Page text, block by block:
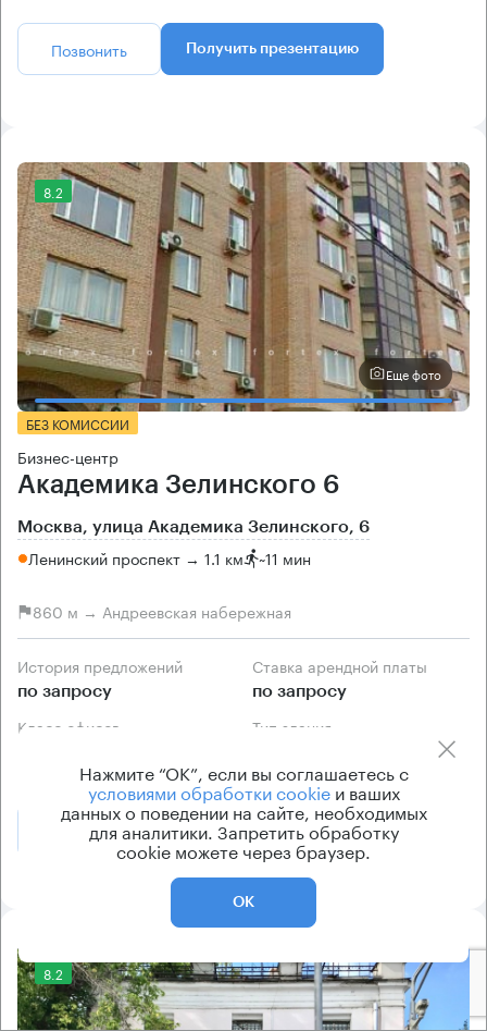
Позвонить Получить презентацию
8.2
Еще фото
БЕЗ КОМИССИИ
Бизнес-центр
Академика Зелинского 6
Москва, улица Академика Зелинского, 6
Ленинский проспект → 1.1 км ~11 мин
860 м → Андреевская набережная
История предложений
по запросу
Ставка арендной платы
по запросу
Класс офисов Тип здания
Позвонить Получить презентацию
8.2
Нажмите “ОК”, если вы соглашаетесь с
условиями обработки cookieи ваших
данных о поведении на сайте, необходимых
для аналитики. Запретить обработку
cookie можете через браузер.
ОК